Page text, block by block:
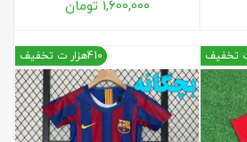
1,600,000 تومان
410هزار ت تخفیف